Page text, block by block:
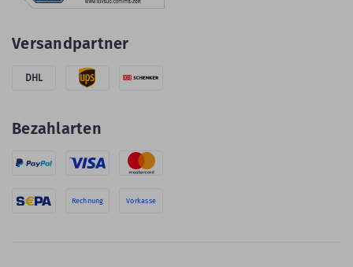
Versandpartner
DHL
Bezahlarten
Rechnung Vorkasse